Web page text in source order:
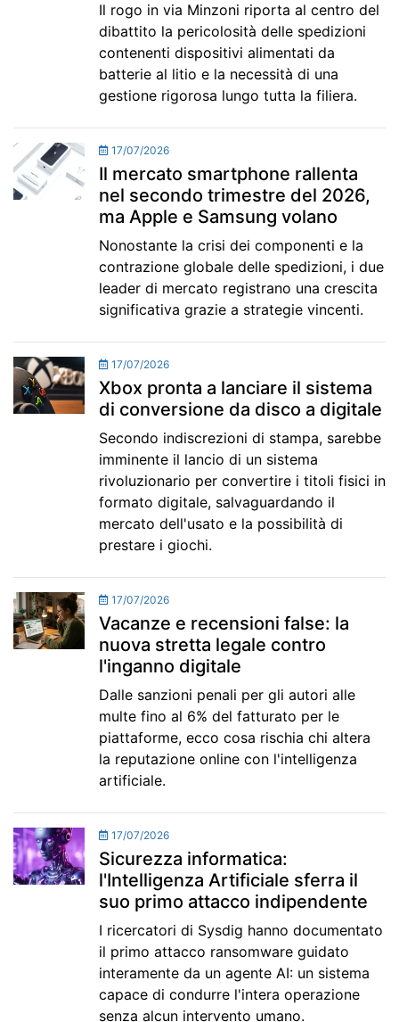
Il rogo in via Minzoni riporta al centro del
dibattito la pericolosità delle spedizioni
contenenti dispositivi alimentati da
batterie al litio e la necessità di una
gestione rigorosa lungo tutta la filiera.
17/07/2026
Il mercato smartphone rallenta
nel secondo trimestre del 2026,
ma Apple e Samsung volano
Nonostante la crisi dei componenti e la
contrazione globale delle spedizioni, i due
leader di mercato registrano una crescita
significativa grazie a strategie vincenti.
17/07/2026
Xbox pronta a lanciare il sistema
di conversione da disco a digitale
Secondo indiscrezioni di stampa, sarebbe
imminente il lancio di un sistema
rivoluzionario per convertire i titoli fisici in
formato digitale, salvaguardando il
mercato dell'usato e la possibilità di
prestare i giochi.
17/07/2026
Vacanze e recensioni false: la
nuova stretta legale contro
l'inganno digitale
Dalle sanzioni penali per gli autori alle
multe fino al 6% del fatturato per le
piattaforme, ecco cosa rischia chi altera
la reputazione online con l'intelligenza
artificiale.
17/07/2026
Sicurezza informatica:
l'Intelligenza Artificiale sferra il
suo primo attacco indipendente
I ricercatori di Sysdig hanno documentato
il primo attacco ransomware guidato
interamente da un agente AI: un sistema
capace di condurre l'intera operazione
senza alcun intervento umano.